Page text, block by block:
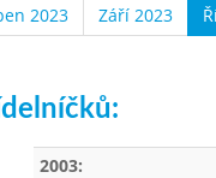
2023 Září 2023
2003: